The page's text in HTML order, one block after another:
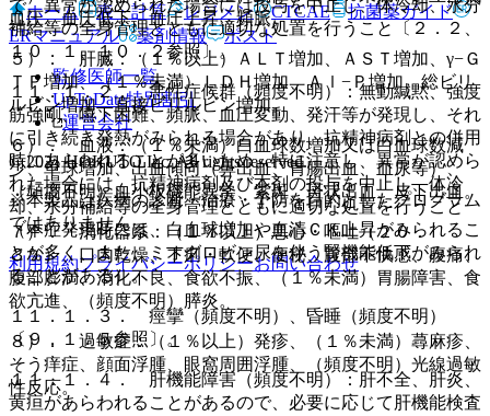
血圧、血圧低下、血圧上昇、頻脈。
５）． 肝臓：（１％以上）ＡＬＴ増加、ＡＳＴ増加、γ−Ｇ
ＴＰ増加、（１％未満）ＬＤＨ増加、Ａｌ−Ｐ増加、総ビリ
ルビン増加、直接ビリルビン増加。
６）． 血液：（１％未満）白血球数増加又は白血球数減
少、単球増加、出血傾向（鼻出血、胃腸出血、血尿等）、
（頻度不明）血小板機能異常、紫斑、斑状出血、皮下出血。
７）． 消化器系：（１％以上）悪心・嘔吐（２０．
３％）、口内乾燥、下痢・軟便、便秘、腹部不快感、腹痛、
腹部膨満、消化不良、食欲不振、（１％未満）胃腸障害、食
欲亢進、（頻度不明）膵炎。
８）． 過敏症：（１％以上）発疹、（１％未満）蕁麻疹、
そう痒症、顔面浮腫、眼窩周囲浮腫、（頻度不明）光線過敏
性反応。
で、異常が認められた場合には投与を中止し、体冷却、水分
補給等の全身管理とともに適切な処置を行うこと〔２．２、
１０．１、１０．２参照〕。
１１．１．２． 悪性症候群（頻度不明）：無動緘黙、強度
筋強剛、嚥下困難、頻脈、血圧変動、発汗等が発現し、それ
に引き続き発熱がみられる場合があり、抗精神病剤との併用
時にあらわれることが多いため、特に注意し、異常が認めら
れた場合には、抗精神病剤及び本剤の投与を中止し、体冷
却、水分補給等の全身管理とともに適切な処置を行うこと
（本症発現時には、白血球増加や血清ＣＫ上昇がみられるこ
とが多く、また、ミオグロビン尿を伴う腎機能低下がみられ
ることがある）。
１１．１．３． 痙攣（頻度不明）、昏睡（頻度不明）
〔９．１．５参照〕。
１１．１．４． 肝機能障害（頻度不明）：肝不全、肝炎、
黄疸があらわれることがあるので、必要に応じて肝機能検査
ホーム
表・計算 レジメン CTCAE
抗菌薬ガイド
ERマニュアル
薬剤情報 ポスト
監修医師一覧
UpToDate特別割引
運営会社
© 2021 HOKUTO Inc. All rights reserved.
※本製品は疾病の診断・治療・予防を目的としたプログラム
ではありません。
利用規約プライバシーポリシーお問い合わせ